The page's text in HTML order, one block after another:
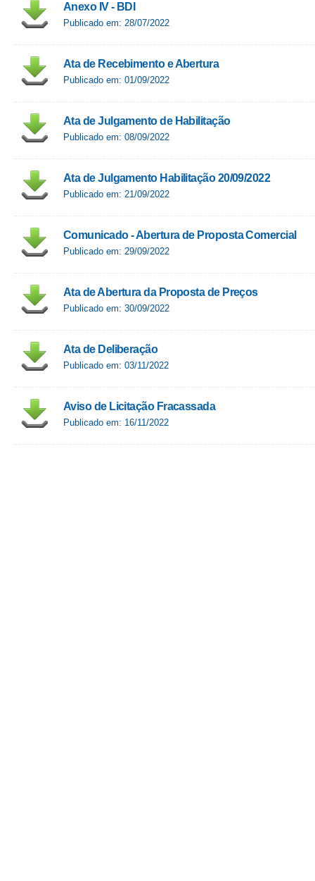
Anexo IV - BDI
Publicado em: 28/07/2022
Ata de Recebimento e Abertura
Publicado em: 01/09/2022
Ata de Julgamento de Habilitação
Publicado em: 08/09/2022
Ata de Julgamento Habilitação 20/09/2022
Publicado em: 21/09/2022
Comunicado - Abertura de Proposta Comercial
Publicado em: 29/09/2022
Ata de Abertura da Proposta de Preços
Publicado em: 30/09/2022
Ata de Deliberação
Publicado em: 03/11/2022
Aviso de Licitação Fracassada
Publicado em: 16/11/2022